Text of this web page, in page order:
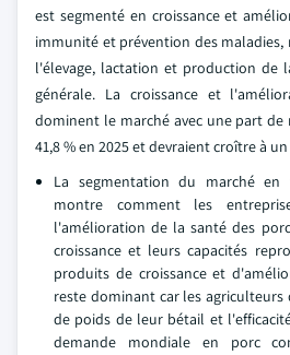
est segmenté en croissance et
immunité et prévention des
l'élevage, lactation et production de
générale. La croissance et
dominent le marché avec une part de
41,8 % en 2025 et devraient croître à un
La segmentation du marché
montre comment les
l'amélioration de la santé des
croissance et leurs capacités
produits de croissance et
reste dominant car les agriculteurs
de poids de leur bétail et
demande mondiale en porc